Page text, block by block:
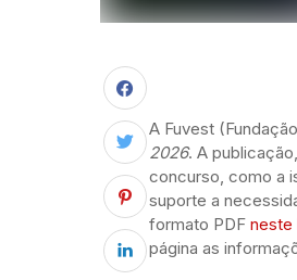
A Fuvest
2026. A
concurso, como a
suporte a
formato PDF neste
página as